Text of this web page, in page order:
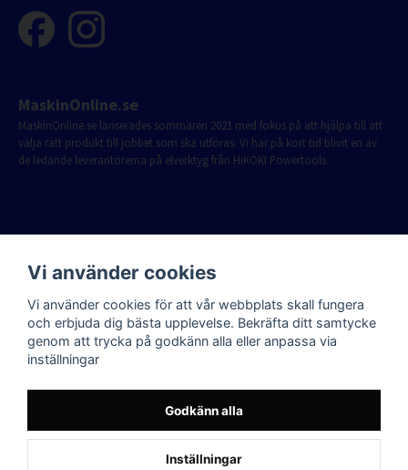
MaskinOnline.se
MaskinOnline.se lanserades sommaren 2021 med fokus på att hjälpa till att
välja rätt produkt till jobbet som ska utföras. Vi har på kort tid blivit en av
de ledande leverantörerna på elverktyg från HiKOKI Powertools.
Vi använder cookies
Vi använder cookies för att vår webbplats skall fungera
och erbjuda dig bästa upplevelse. Bekräfta ditt samtycke
genom att trycka på godkänn alla eller anpassa via
inställningar
Godkänn alla
Inställningar